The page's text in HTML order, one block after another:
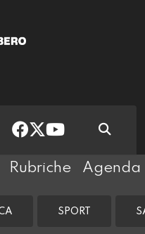
Rubriche Agenda
SPORT